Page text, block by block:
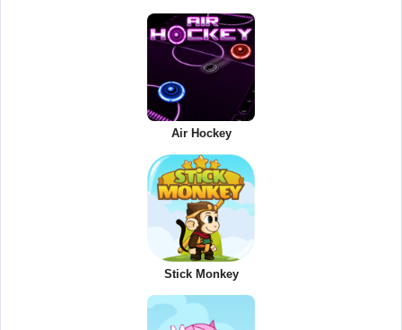
Air Hockey
Stick Monkey